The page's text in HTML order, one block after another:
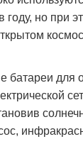
году, но при
батареи